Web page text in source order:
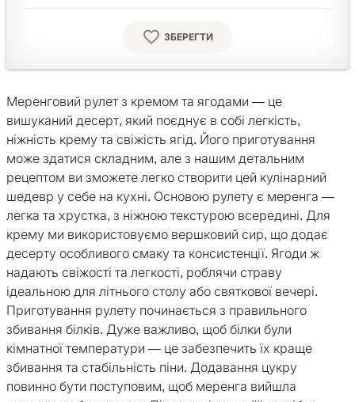
ЗБЕРЕГТИ
Меренговий рулет з кремом та ягодами — це
вишуканий десерт, який поєднує в собі легкість,
ніжність крему та свіжість ягід. Його приготування
може здатися складним, але з нашим детальним
рецептом ви зможете легко створити цей кулінарний
шедевр у себе на кухні. Основою рулету є меренга —
легка та хрустка, з ніжною текстурою всередині. Для
крему ми використовуємо вершковий сир, що додає
десерту особливого смаку та консистенції. Ягоди ж
надають свіжості та легкості, роблячи страву
ідеальною для літнього столу або святкової вечері.
Приготування рулету починається з правильного
збивання білків. Дуже важливо, щоб білки були
кімнатної температури — це забезпечить їх краще
збивання та стабільність піни. Додавання цукру
повинно бути поступовим, щоб меренга вийшла